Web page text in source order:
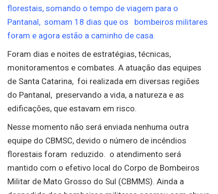
florestais, somando o tempo de viagem para o
Pantanal, somam 18 dias que os bombeiros militares
foram e agora estão a caminho de casa.
Foram dias e noites de estratégias, técnicas,
monitoramentos e combates. A atuação das equipes
de Santa Catarina, foi realizada em diversas regiões
do Pantanal, preservando a vida, a natureza e as
edificações, que estavam em risco.
Nesse momento não será enviada nenhuma outra
equipe do CBMSC, devido o número de incêndios
florestais foram reduzido. o atendimento será
mantido com o efetivo local do Corpo de Bombeiros
Militar de Mato Grosso do Sul (CBMMS). Ainda a